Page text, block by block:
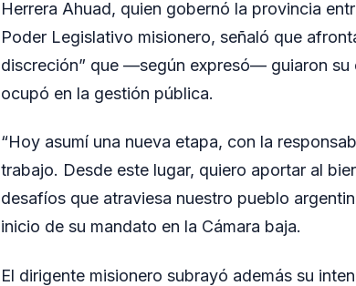
Herrera Ahuad, quien gobernó la provincia
Poder Legislativo misionero, señaló que
discreción” que —según expresó— guiaron
ocupó en la gestión pública.
“Hoy asumí una nueva etapa, con la
trabajo. Desde este lugar, quiero aportar al
desafíos que atraviesa nuestro pueblo
inicio de su mandato en la Cámara baja.
El dirigente misionero subrayó además su